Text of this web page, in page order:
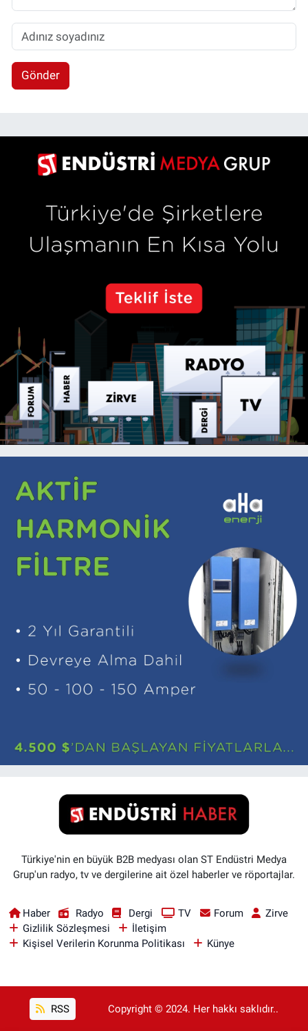
Gönder
Türkiye'nin en büyük B2B medyası olan ST Endüstri Medya
Grup'un radyo, tv ve dergilerine ait özel haberler ve röportajlar.
Haber Radyo Dergi TV Forum
Zirve
Gizlilik Sözleşmesi
İletişim
Kişisel Verilerin Korunma Politikası
Künye
RSS Copyright © 2024. Her hakkı saklıdır..